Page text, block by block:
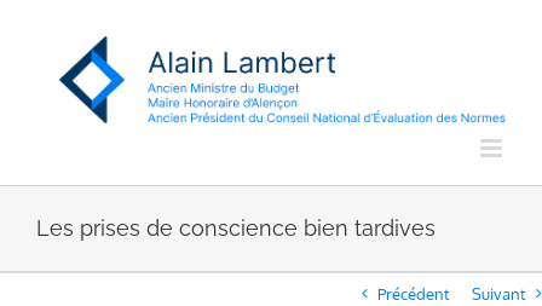
Les prises de conscience bien tardives
Précédent Suivant